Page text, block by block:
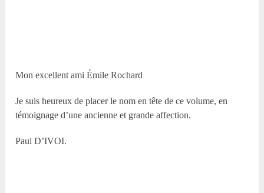
Mon excellent ami Émile Rochard
Je suis heureux de placer le nom en tête de ce volume, en
témoignage d’une ancienne et grande affection.
Paul D’IVOI.